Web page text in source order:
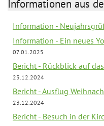
Informationen aus
Information -
Information - Ein neues
07.01.2025
Bericht - Rückblick auf
23.12.2024
Bericht - Ausflug
23.12.2024
Bericht - Besuch in der